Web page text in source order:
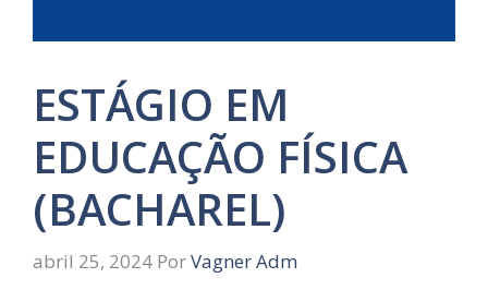
ESTÁGIO EM
EDUCAÇÃO FÍSICA
(BACHAREL)
abril 25, 2024 PorVagner Adm